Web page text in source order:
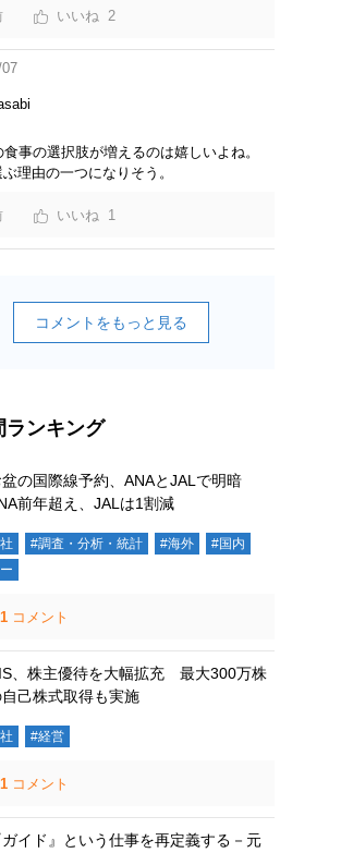
2
事の選択肢が増えるのは嬉しいよね。
ぶ理由の一つになりそう。
1
コメントをもっと見る
ランキング
盆の国際線予約、ANAとJALで明暗
前年超え、JALは1割減
#調査・分析・統計 #海外
#国内
1 コメント
、株主優待を大幅拡充 最大300万株
己株式取得も実施
#経営
1 コメント
ガイド』という仕事を再定義する－元